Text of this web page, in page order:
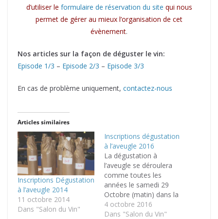
d’utiliser le formulaire de réservation du site qui nous
permet de gérer au mieux l’organisation de cet
évènement.
Nos articles sur la façon de déguster le vin:
Episode 1/3 – Episode 2/3 – Episode 3/3
En cas de problème uniquement, contactez-nous
Articles similaires
Inscriptions Dégustation
à l’aveugle 2014
11 octobre 2014
Dans "Salon du Vin"
Inscriptions dégustation
à l’aveugle 2016
La dégustation à
l’aveugle se déroulera
comme toutes les
années le samedi 29
Octobre (matin) dans la
limite de 200 places (*).
Nous vous rappelons
4 octobre 2016
Dans "Salon du Vin"